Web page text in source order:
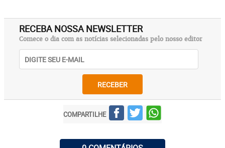
RECEBA NOSSA NEWSLETTER
Comece o dia com as notícias selecionadas pelo nosso editor
RECEBER
COMPARTILHE